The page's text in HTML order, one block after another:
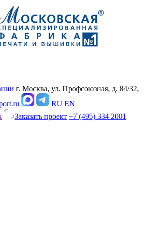
г. Москва, ул. Профсоюзная, д. 84/32,
RU EN
Заказать проект +7 (495) 334 2001